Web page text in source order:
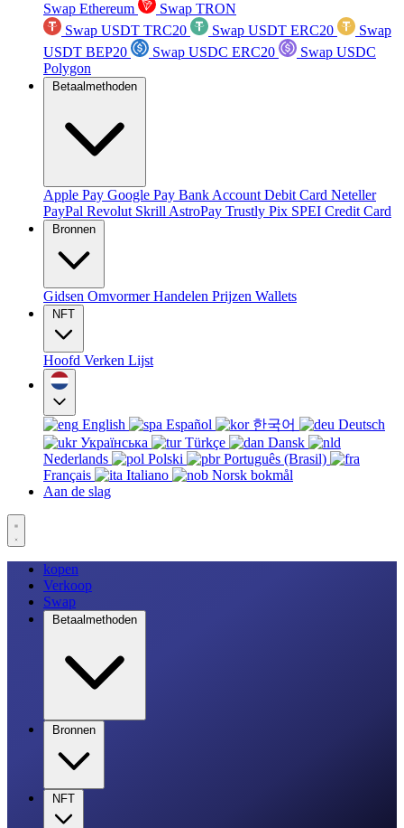
Swap Ethereum
Swap TRON
Swap USDT TRC20
Swap USDT ERC20
Swap
USDT BEP20
Swap USDC ERC20
Swap USDC
Polygon
Betaalmethoden
Apple Pay Google Pay Bank Account Debit Card Neteller
PayPal Revolut Skrill AstroPay Trustly Pix SPEI Credit Card
Bronnen
Gidsen OmvormerHandelen Prijzen Wallets
NFT
Hoofd Verken Lijst
English Español 한국어
Deutsch
Українська
Türkçe
Dansk
Nederlands
Polski
Português (Brasil)
Français
Italiano
Norsk bokmål
Aan de slag
kopen
Verkoop
Swap
Betaalmethoden
Bronnen
NFT